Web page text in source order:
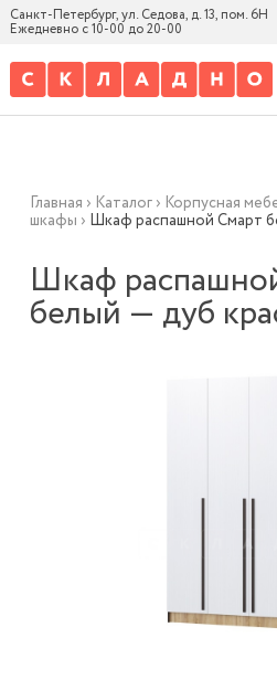
Санкт-Петербург, ул. Седова, д. 13, пом. 6Н
Ежедневно с 10-00 до 20-00
Главная › Каталог› Корпусная
шкафы › Шкаф распашной Смарт
Шкаф
белый — дуб